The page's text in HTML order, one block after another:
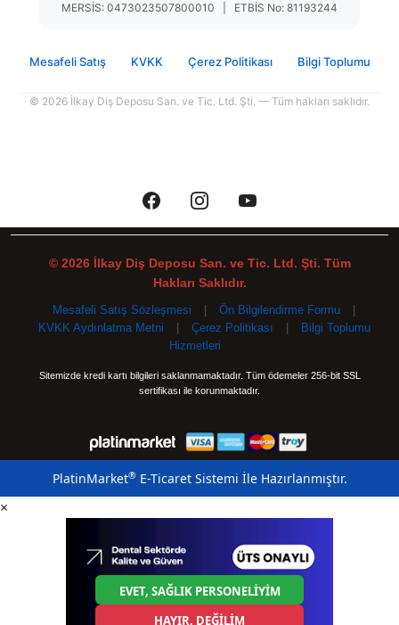
MERSİS: 0473023507800010 | ETBİS No: 81193244
Mesafeli Satış KVKK Çerez Politikası Bilgi Toplumu
© 2026 İlkay Diş Deposu San. ve Tic. Ltd. Şti. — Tüm hakları saklıdır.
© 2026 İlkay Diş Deposu San. ve Tic. Ltd. Şti. Tüm
Hakları Saklıdır.
Mesafeli Satış Sözleşmesi Ön Bilgilendirme Formu
KVKK Aydınlatma Metni
Çerez Politikası
Bilgi Toplumu
Hizmetleri
Sitemizde kredi kartı bilgileri saklanmamaktadır. Tüm ödemeler 256-bit SSL
sertifikası ile korunmaktadır.
PlatinMarket®E-Ticaret Sistemi İle Hazırlanmıştır.
×
EVET, SAĞLIK PERSONELİYİM
HAYIR, DEĞİLİM